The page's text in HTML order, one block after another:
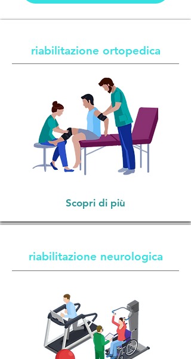
riabilitazione ortopedica
Scopri di più
riabilitazione neurologica